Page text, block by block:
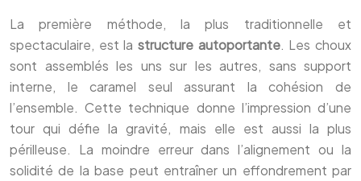
La première méthode, la plus traditionnelle et
spectaculaire, est la structure autoportante. Les choux
sont assemblés les uns sur les autres, sans support
interne, le caramel seul assurant la cohésion de
l’ensemble. Cette technique donne l’impression d’une
tour qui défie la gravité, mais elle est aussi la plus
périlleuse. La moindre erreur dans l’alignement ou la
solidité de la base peut entraîner un effondrement par